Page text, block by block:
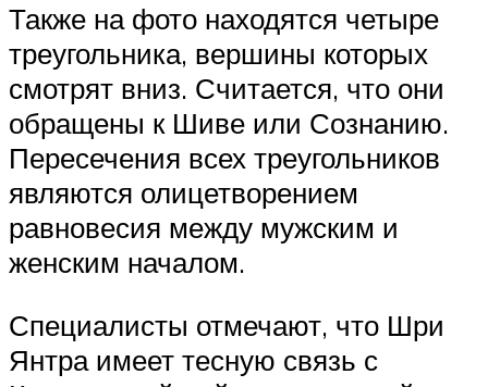
Также на фото находятся четыре
треугольника, вершины которых
смотрят вниз. Считается, что они
обращены к Шиве или Сознанию.
Пересечения всех треугольников
являются олицетворением
равновесия между мужским и
женским началом.
Специалисты отмечают, что Шри
Янтра имеет тесную связь с